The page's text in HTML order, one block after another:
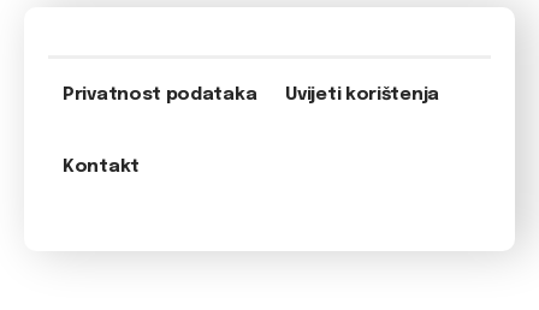
Privatnost podataka Uvijeti korištenja
Kontakt